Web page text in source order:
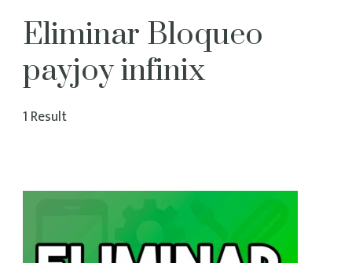
más!
Eliminar Bloqueo
payjoy infinix
1 Result